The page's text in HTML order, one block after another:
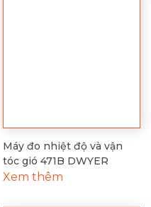
Máy đo nhiệt độ và vận
tóc gió 471B DWYER
Xem thêm